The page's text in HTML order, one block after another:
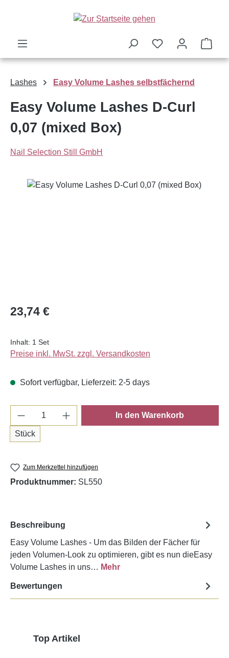
Zum Hauptinhalt springen
Lashes Easy Volume Lashes selbstfächernd
Easy Volume Lashes D-Curl
0,07 (mixed Box)
Nail Selection Still GmbH
Bildergalerie überspringen
Regulärer Preis:
23,74 €
Inhalt: 1 Set
Preise inkl. MwSt. zzgl. Versandkosten
Sofort verfügbar, Lieferzeit: 2-5 days
Produkt Anzahl: Gib den gewünschten
Stück
In den Warenkorb
Zum Merkzettel hinzufügen
Produktnummer: SL550
Beschreibung
Easy Volume Lashes - Um das Bilden der Fächer für
jeden Volumen-Look zu optimieren, gibt es nun dieEasy
Volume Lashes in uns… Mehr
Bewertungen
Produktgalerie überspringen
Top Artikel